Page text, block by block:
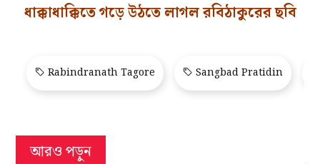
ধাক্কাধাক্কিতে গড়ে উঠতে লাগল রবিঠাকুরের ছবি
Rabindranath Tagore Sangbad Pratidin
আরও পড়ুন